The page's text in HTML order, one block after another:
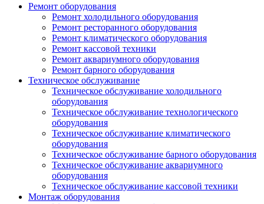
Ремонт оборудования
Ремонт холодильного оборудования
Ремонт ресторанного оборудования
Ремонт климатического оборудования
Ремонт кассовой техники
Ремонт аквариумного оборудования
Ремонт барного оборудования
Техническое обслуживание
Техническое обслуживание холодильного
оборудования
Техническое обслуживание технологического
оборудования
Техническое обслуживание климатического
оборудования
Техническое обслуживание барного оборудования
Техническое обслуживание аквариумного
оборудования
Техническое обслуживание кассовой техники
Монтаж оборудования